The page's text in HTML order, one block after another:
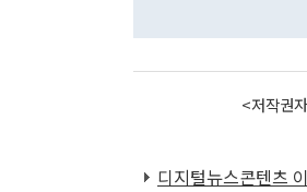
<저작권
디지털뉴스콘텐츠